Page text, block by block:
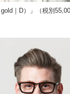
｜D）」（税別